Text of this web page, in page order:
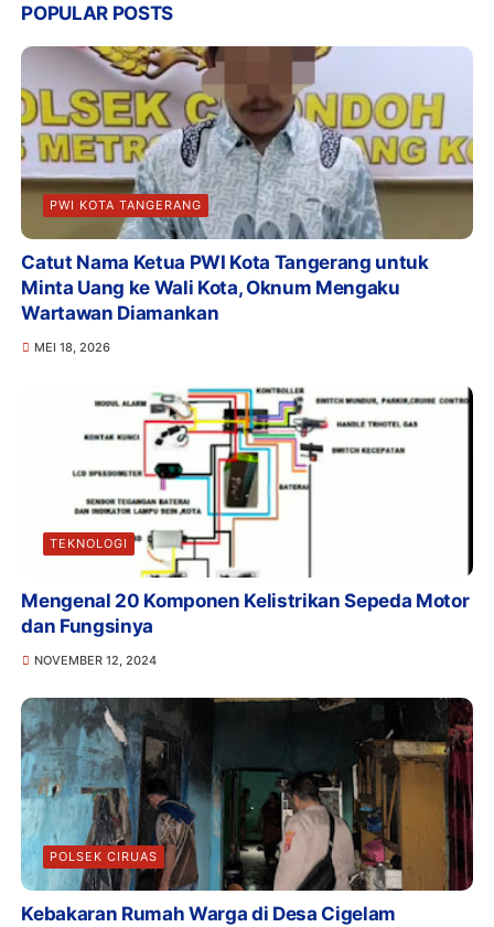
POPULAR POSTS
PWI KOTA TANGERANG
Catut Nama Ketua PWI Kota Tangerang untuk
Minta Uang ke Wali Kota, Oknum Mengaku
Wartawan Diamankan
MEI 18, 2026
TEKNOLOGI
Mengenal 20 Komponen Kelistrikan Sepeda Motor
dan Fungsinya
NOVEMBER 12, 2024
POLSEK CIRUAS
Kebakaran Rumah Warga di Desa Cigelam